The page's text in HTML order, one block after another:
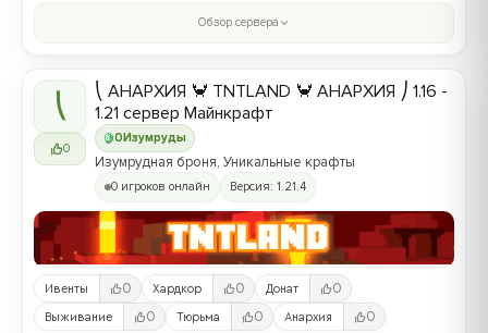
Обзор сервера
⎝
0
0 Изумруды
⎝ АНАРХИЯ 🦀 TNTLAND 🦀 АНАРХИЯ ⎠ 1.16 -
1.21 сервер Майнкрафт
Изумрудная броня, Уникальные крафты
0 игроков онлайн Версия: 1.21.4
Ивенты 0 Хардкор 0 Донат 0
Выживание 0 Тюрьма 0 Анархия 0